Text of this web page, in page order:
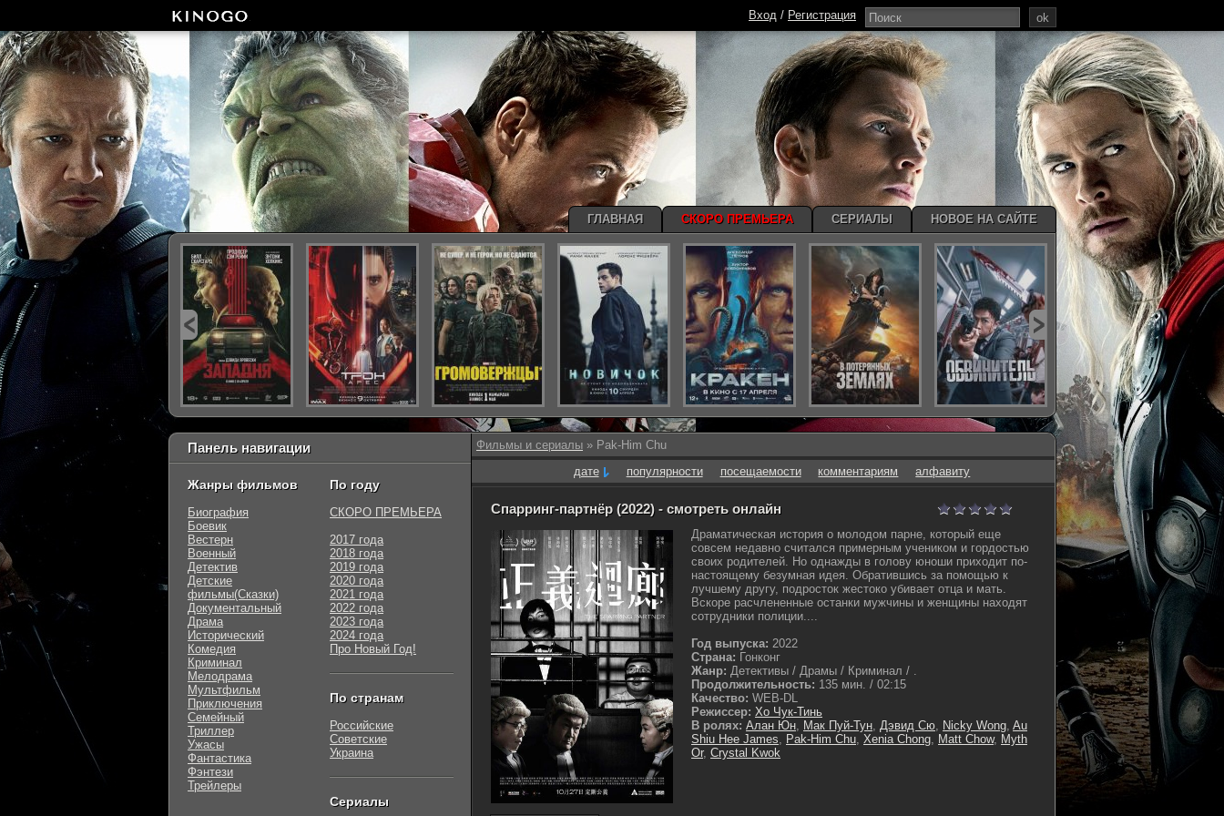
Фильмы и сериалы » Pak-Him Chu
дате
популярности посещаемости комментариям алфавиту
Спарринг-партнёр (2022) - смотреть онлайн
Драматическая история о молодом парне, который еще
совсем недавно считался примерным учеником и гордостью
своих родителей. Но однажды в голову юноши приходит по-
настоящему безумная идея. Обратившись за помощью к
лучшему другу, подросток жестоко убивает отца и мать.
Вскоре расчлененные останки мужчины и женщины находят
сотрудники полиции....
Год выпуска: 2022
Страна: Гонконг
Жанр: Детективы / Драмы / Криминал / .
Продолжительность: 135 мин. / 02:15
Качество: WEB-DL
Режиссер: Хо Чук-Тинь
В ролях: Алан Юн, Мак Пуй-Тун, Дэвид Сю, Nicky Wong, Au
Shiu Hee James, Pak-Him Chu, Xenia Chong, Matt Chow, Myth
Or, Crystal Kwok
Панель навигации
Жанры фильмов
Биография
Боевик
Вестерн
Военный
Детектив
Детские
фильмы(Сказки)
Документальный
Драма
Исторический
Комедия
Криминал
Мелодрама
Мультфильм
Приключения
Семейный
Триллер
Ужасы
Фантастика
Фэнтези
Трейлеры
По году
СКОРО ПРЕМЬЕРА
2017 года
2018 года
2019 года
2020 года
2021 года
2022 года
2023 года
2024 года
Про Новый Год!
По странам
Российские
Советские
Украина
Сериалы
ok
Вход / Регистрация
ГЛАВНАЯ СКОРО ПРЕМЬЕРА СЕРИАЛЫ НОВОЕ НА САЙТЕ